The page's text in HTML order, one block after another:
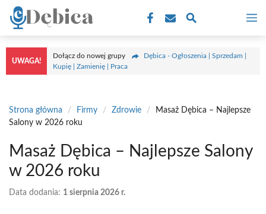
Przejdź
treści
UWAGA!
Dołącz do nowej grupy
Dębica - Ogłoszenia | Sprzedam |
Kupię | Zamienię | Praca
Strona główna / Firmy / Zdrowie /
Masaż Dębica – Najlepsze
Salony w 2026 roku
Masaż Dębica – Najlepsze Salony
w 2026 roku
Data dodania: 1 sierpnia 2026 r.